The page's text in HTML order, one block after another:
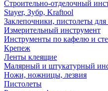
Строительно-отделочный
Stayer, Зубр, Kraftool
Заклепочники, пистолеты для
Измерительный инструмент
Инструменты по кафелю и
Крепеж
Ленты клеящие
Малярный и штукатурный
Ножи, ножницы, лезвия
Пистолеты